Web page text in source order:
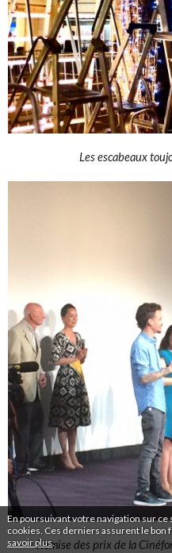
En poursuivant votre navigation sur
cookies. Ces derniers assurent le bon
savoir plus.
Les escabeaux
Remise des prix de la